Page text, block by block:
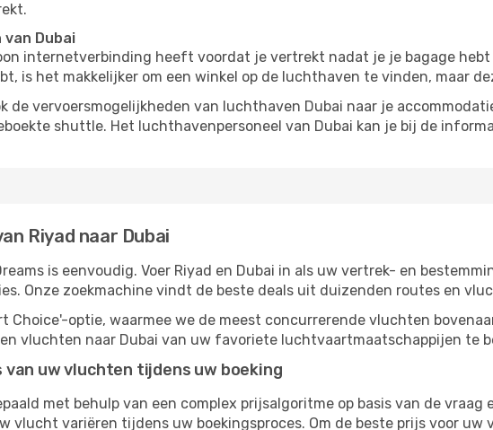
Dubai
internetverbinding heeft voordat je vertrekt nadat je je bagage hebt
is het makkelijker om een ​​winkel op de luchthaven te vinden, maar
de vervoersmogelijkheden van luchthaven Dubai naar je
shuttle. Het luchthavenpersoneel van Dubai kan je bij de
Riyad naar Dubai
is eenvoudig. Voer Riyad en Dubai in als uw vertrek- en
Onze zoekmachine vindt de beste deals uit duizenden routes en
Choice'-optie, waarmee we de meest concurrerende vluchten
vluchten naar Dubai van uw favoriete luchtvaartmaatschappijen te
van uw vluchten tijdens uw boeking
met behulp van een complex prijsalgoritme op basis van de vraag
vlucht variëren tijdens uw boekingsproces. Om de beste prijs voor